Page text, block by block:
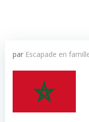
par Escapade en